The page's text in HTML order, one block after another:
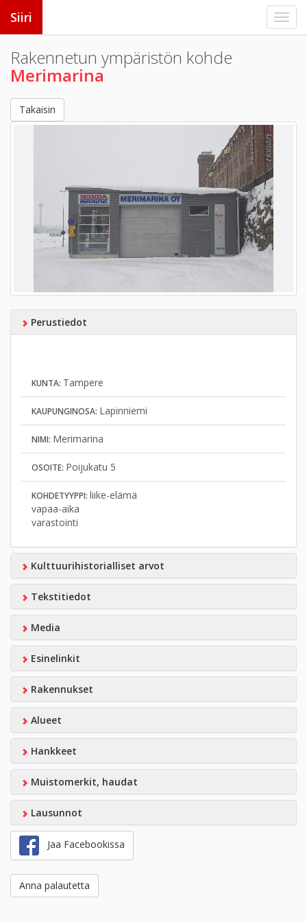
Siiri
Rakennetun ympäristön kohde
Merimarina
Takaisin
Perustiedot
KUNTA: Tampere
KAUPUNGINOSA: Lapinniemi
NIMI: Merimarina
OSOITE: Poijukatu 5
KOHDETYYPPI: liike-elämä
vapaa-aika
varastointi
Kulttuurihistorialliset arvot
Tekstitiedot
Media
Esinelinkit
Rakennukset
Alueet
Hankkeet
Muistomerkit, haudat
Lausunnot
Jaa Facebookissa
Anna palautetta